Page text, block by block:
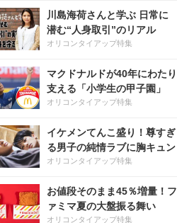
川島海荷さんと学ぶ 日常に
潜む“人身取引”のリアル
オリコンタイアップ特集
マクドナルドが40年にわたり
支える「小学生の甲子園」
オリコンタイアップ特集
イケメンてんこ盛り！尊すぎ
る男子の純情ラブに胸キュン
オリコンタイアップ特集
お値段そのまま45％増量！フ
ァミマ夏の大盤振る舞い
オリコンタイアップ特集